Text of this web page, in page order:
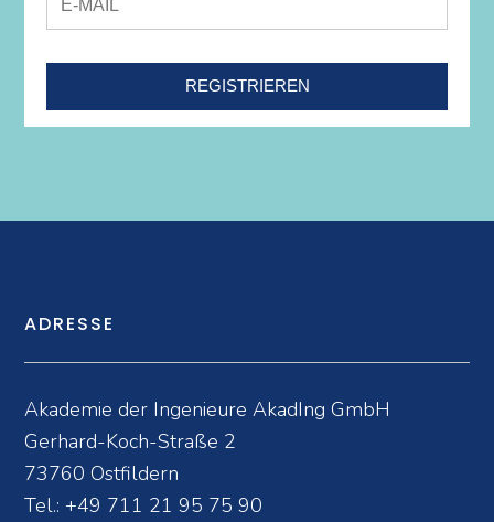
REGISTRIEREN
ADRESSE
Akademie der Ingenieure AkadIng GmbH
Gerhard-Koch-Straße 2
73760 Ostfildern
Tel.: +49 711 21 95 75 90